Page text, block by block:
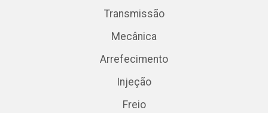
Transmissão
Mecânica
Arrefecimento
Injeção
Freio